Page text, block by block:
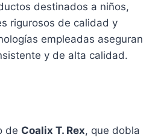
destinados a niños,
rigurosos de calidad y
empleadas aseguran
y de alta calidad.
de Coalix T. Rex, que dobla